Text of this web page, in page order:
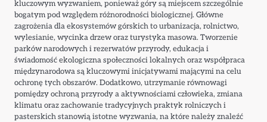
kluczowym wyzwaniem, ponieważ góry są miejscem szczególnie
bogatym pod względem różnorodności biologicznej. Główne
zagrożenia dla ekosystemów górskich to urbanizacja, rolnictwo,
wylesianie, wycinka drzew oraz turystyka masowa. Tworzenie
parków narodowych i rezerwatów przyrody, edukacja i
świadomość ekologiczna społeczności lokalnych oraz współpraca
międzynarodowa są kluczowymi inicjatywami mającymi na celu
ochronę tych obszarów. Dodatkowo, utrzymanie równowagi
pomiędzy ochroną przyrody a aktywnościami człowieka, zmiana
klimatu oraz zachowanie tradycyjnych praktyk rolniczych i
pasterskich stanowią istotne wyzwania, na które należy znaleźć